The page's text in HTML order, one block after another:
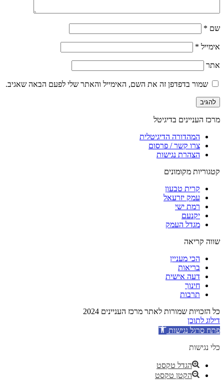
שם *
אימייל *
אתר
שמור בדפדפן זה את השם, האימייל והאתר שלי לפעם הבאה שאגיב.
מרכז העניינים בדיגיטל
המהדורה הדיגיטלית
צרו קשר / פרסום
הצהרת נגישות
קטגוריות מקומונים
קרית טבעון
עמק יזרעאל
רמת ישי
יקנעם
מגדל העמק
שווה קריאה
הכי מעניין
בריאות
דעה אישית
חינוך
תרבות
כל הזכויות שמורות לאתר מרכז העניינים 2024
דילוג לתוכן
פתח סרגל נגישות
כלי נגישות
הגדל טקסט
הקטן טקסט